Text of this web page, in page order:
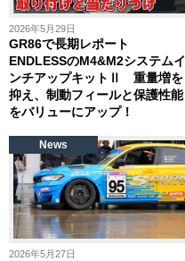
2026年5月29日
GR86で長期レポート
ENDLESSのM4&M2システムイ
ンチアップキットⅡ 重量増を
抑え、制動フィールと保護性能
をバリューにアップ！
2026年5月27日
News